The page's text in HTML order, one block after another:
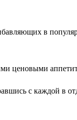
в
ценовыми
с каждой в